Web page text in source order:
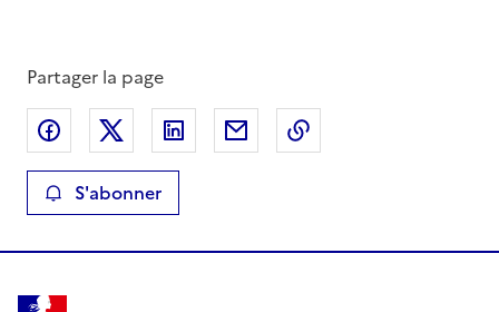
Partager la page
Partager sur Facebook
Partager sur XPartager sur LinkedIn
Partager par email
S'abonner